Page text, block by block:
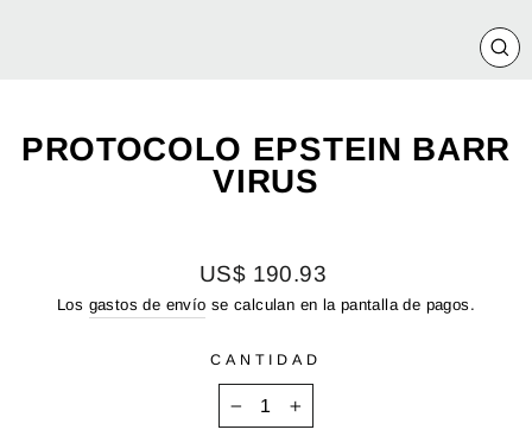
PROTOCOLO EPSTEIN BARR
VIRUS
Precio
habitual
US$ 190.93
Los gastos de envío se calculan en la pantalla de pagos.
CANTIDAD